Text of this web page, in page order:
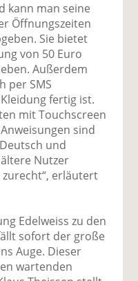
kann man seine
Öffnungszeiten
Sie bietet
von 50 Euro
Außerdem
per SMS
fertig ist.
mit Touchscreen
sind
und
Nutzer
erläutert
Edelweiss zu den
sofort der große
Auge. Dieser
wartenden